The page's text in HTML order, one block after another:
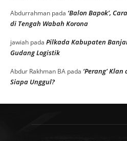
Abdurrahman pada ‘Balon Bapok’,
di Tengah Wabah Korona
jawiah pada Pilkada Kabupaten
Gudang Logistik
Abdur Rakhman BA pada ‘Perang’
Siapa Unggul?